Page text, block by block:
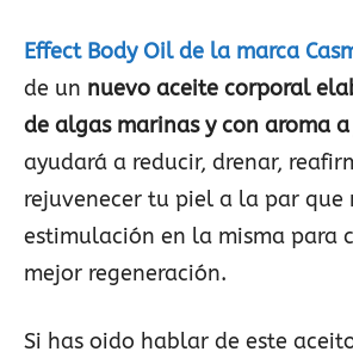
Effect Body Oil de la marca
de un nuevo aceite corporal
de algas marinas y con aroma
ayudará a reducir, drenar,
rejuvenecer tu piel a la par que
estimulación en la misma para
mejor regeneración.
Si has oido hablar de este